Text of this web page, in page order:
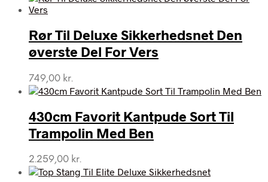
Rør Til Deluxe Sikkerhedsnet Den
øverste Del For Vers
749,00 kr.
430cm Favorit Kantpude Sort Til
Trampolin Med Ben
2.259,00 kr.